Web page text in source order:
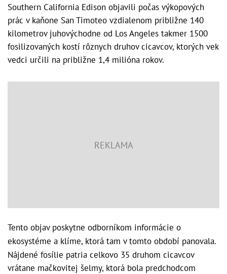
Southern California Edison objavili počas výkopových
prác v kaňone San Timoteo vzdialenom približne 140
kilometrov juhovýchodne od Los Angeles takmer 1500
fosilizovaných kostí rôznych druhov cicavcov, ktorých vek
vedci určili na približne 1,4 milióna rokov.
Tento objav poskytne odborníkom informácie o
ekosystéme a klíme, ktorá tam v tomto období panovala.
Nájdené fosílie patria celkovo 35 druhom cicavcov
vrátane mačkovitej šelmy, ktorá bola predchodcom